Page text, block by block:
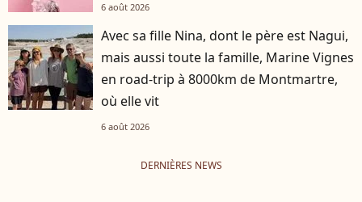
6 août 2026
Avec sa fille Nina, dont le père est Nagui,
mais aussi toute la famille, Marine Vignes
en road-trip à 8000km de Montmartre,
où elle vit
6 août 2026
DERNIÈRES NEWS